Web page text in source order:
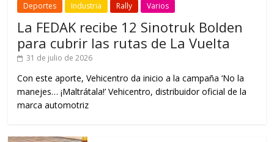
Deportes Industria Rally Varios
La FEDAK recibe 12 Sinotruk Bolden
para cubrir las rutas de La Vuelta
31 de julio de 2026
Con este aporte, Vehicentro da inicio a la campaña ‘No la
manejes… ¡Maltrátala!’ Vehicentro, distribuidor oficial de la
marca automotriz